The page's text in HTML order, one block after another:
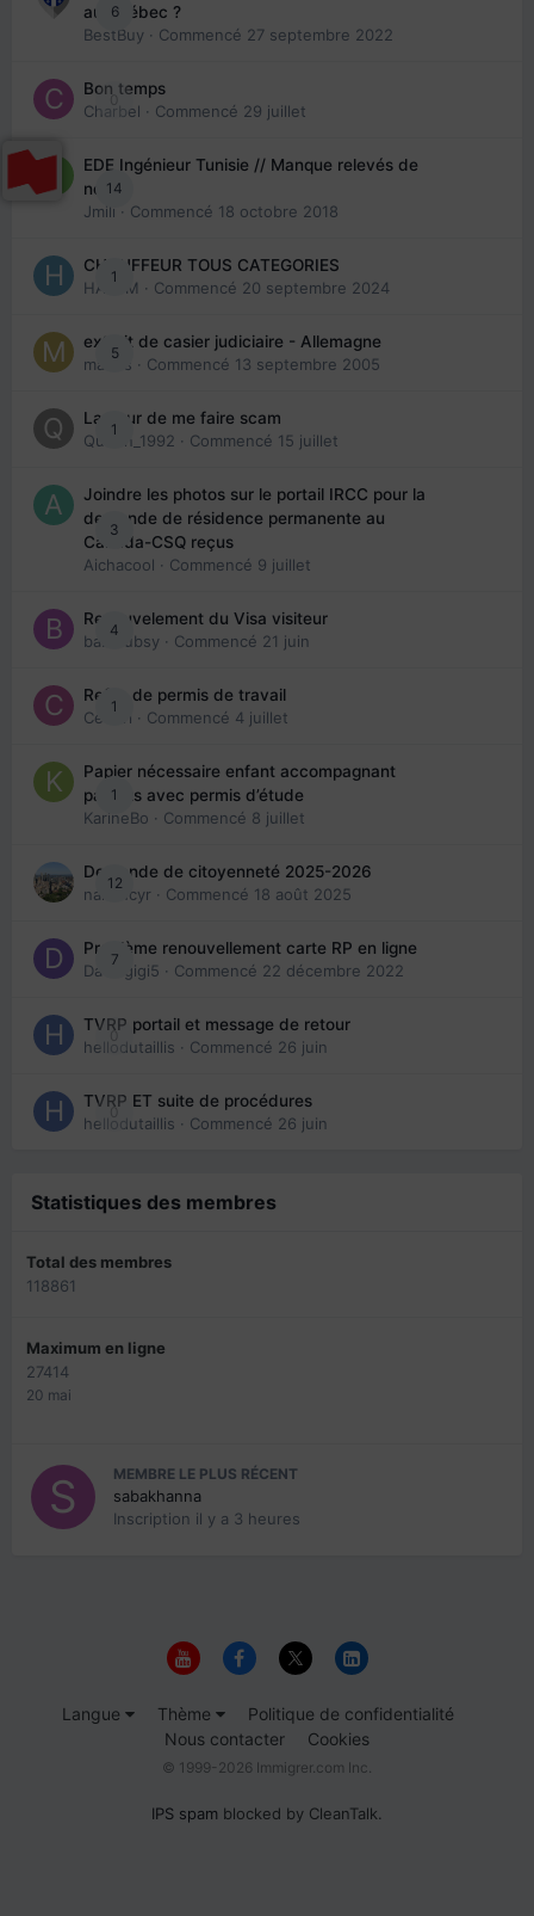
6
au Québec ?
BestBuy · Commencé 27 septembre 2022
0
Bon temps
Charbel · Commencé 29 juillet
14
EDE Ingénieur Tunisie // Manque relevés de
note
Jmili · Commencé 18 octobre 2018
1
CHAUFFEUR TOUS CATEGORIES
HAZEM · Commencé 20 septembre 2024
5
extrait de casier judiciaire - Allemagne
maries · Commencé 13 septembre 2005
1
La peur de me faire scam
Queen_1992 · Commencé 15 juillet
3
Joindre les photos sur le portail IRCC pour la
demande de résidence permanente au
Canada-CSQ reçus
Aichacool · Commencé 9 juillet
4
Renouvelement du Visa visiteur
babibubsy · Commencé 21 juin
1
Refus de permis de travail
Cedbri · Commencé 4 juillet
1
Papier nécessaire enfant accompagnant
parents avec permis d’étude
KarineBo · Commencé 8 juillet
12
Demande de citoyenneté 2025-2026
nanancyr · Commencé 18 août 2025
7
Problème renouvellement carte RP en ligne
Davidgigi5 · Commencé 22 décembre 2022
0
TVRP portail et message de retour
hellodutaillis · Commencé 26 juin
0
TVRP ET suite de procédures
hellodutaillis · Commencé 26 juin
Statistiques des membres
Total des membres
118861
Maximum en ligne
27414
20 mai
MEMBRE LE PLUS RÉCENT
sabakhanna
Inscription il y a 3 heures
Langue Thème
Politique de confidentialité
Nous contacter
Cookies
© 1999-2026 Immigrer.com Inc.
IPS spam blocked by CleanTalk.